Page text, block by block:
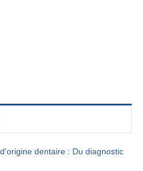
dentaire : Du diagnostic